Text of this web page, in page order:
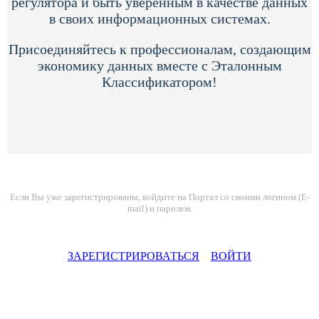
в своих информационных системах.
Присоединяйтесь к профессионалам, создающим
экономику данных вместе с Эталонным
Классификатором!
Если Вы уже зарегистрированы, войдите на Портал со своими логином (E-
mail) и паролем.
ЗАРЕГИСТРИРОВАТЬСЯ ВОЙТИ